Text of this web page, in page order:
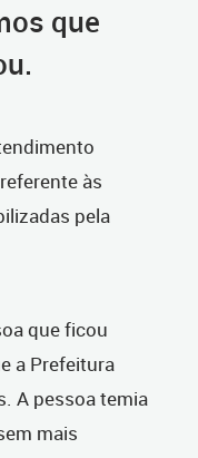
que
às
pela
que ficou
a Prefeitura
A pessoa temia
mais